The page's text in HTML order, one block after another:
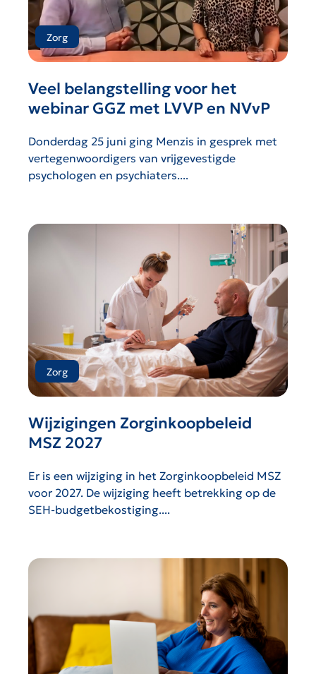
Zorg
Veel belangstelling voor het
webinar GGZ met LVVP en NVvP
Donderdag 25 juni ging Menzis in gesprek met
vertegenwoordigers van vrijgevestigde
psychologen en psychiaters....
Zorg
Wijzigingen Zorginkoopbeleid
MSZ 2027
Er is een wijziging in het Zorginkoopbeleid MSZ
voor 2027. De wijziging heeft betrekking op de
SEH-budgetbekostiging....